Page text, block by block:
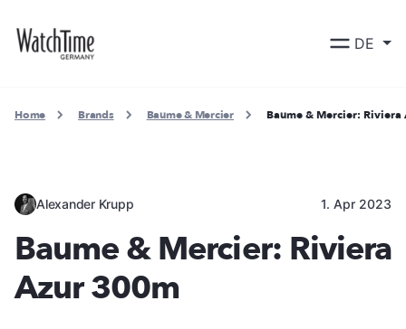
DE
Home Brands Baume & Mercier Baume & Mercier: Riviera
Alexander Krupp 1. Apr 2023
Baume & Mercier: Riviera
Azur 300m